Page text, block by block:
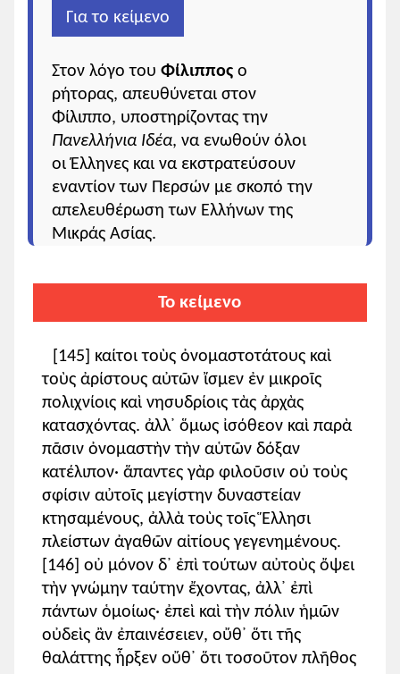
Για το κείμενο
Στον λόγο του Φίλιππος ο
ρήτορας, απευθύνεται στον
Φίλιππο, υποστηρίζοντας την
Πανελλήνια Ιδέα, να ενωθούν όλοι
οι Έλληνες και να εκστρατεύσουν
εναντίον των Περσών με σκοπό την
απελευθέρωση των Ελλήνων της
Μικράς Ασίας.
Το κείμενο
[145] καίτοι τοὺς ὀνομαστοτάτους καὶ
τοὺς ἀρίστους αὐτῶν ἴσμεν ἐν μικροῖς
πολιχνίοις καὶ νησυδρίοις τὰς ἀρχὰς
κατασχόντας. ἀλλ᾽ ὅμως ἰσόθεον καὶ παρὰ
πᾶσιν ὀνομαστὴν τὴν αὑτῶν δόξαν
κατέλιπον· ἅπαντες γὰρ φιλοῦσιν οὐ τοὺς
σφίσιν αὐτοῖς μεγίστην δυναστείαν
κτησαμένους, ἀλλὰ τοὺς τοῖς Ἕλλησι
πλείστων ἀγαθῶν αἰτίους γεγενημένους.
[146] οὐ μόνον δ᾽ ἐπὶ τούτων αὐτοὺς ὄψει
τὴν γνώμην ταύτην ἔχοντας, ἀλλ᾽ ἐπὶ
πάντων ὁμοίως· ἐπεὶ καὶ τὴν πόλιν ἡμῶν
οὐδεὶς ἂν ἐπαινέσειεν, οὔθ᾽ ὅτι τῆς
θαλάττης ἦρξεν οὔθ᾽ ὅτι τοσοῦτον πλῆθος